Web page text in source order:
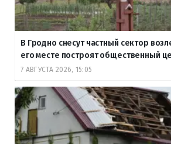
В Гродно снесут частный сектор
его месте построят общественный
7 АВГУСТА 2026, 15:05